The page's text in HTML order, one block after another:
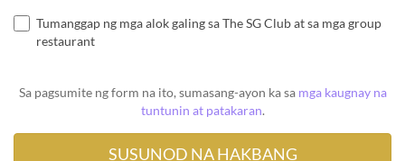
Tumanggap ng mga alok galing sa The SG Club at sa mga group
restaurant
Sa pagsumite ng form na ito, sumasang-ayon ka sa mga kaugnay na
tuntunin at patakaran.